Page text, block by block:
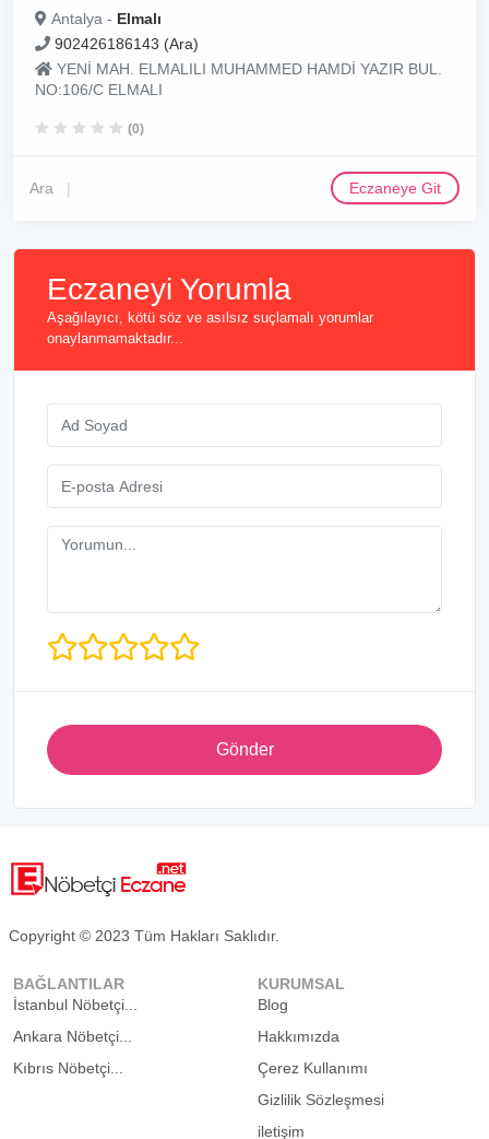
Antalya - Elmalı
902426186143 (Ara)
YENİ MAH. ELMALILI MUHAMMED HAMDİ YAZIR BUL.
NO:106/C ELMALI
(0)
Ara Eczaneye Git
Eczaneyi Yorumla
Aşağılayıcı, kötü söz ve asılsız suçlamalı yorumlar
onaylanmamaktadır...
Gönder
Copyright © 2023 Tüm Hakları Saklıdır.
BAĞLANTILAR
İstanbul Nöbetçi...
Ankara Nöbetçi...
Kıbrıs Nöbetçi...
KURUMSAL
Blog
Hakkımızda
Çerez Kullanımı
Gizlilik Sözleşmesi
iletişim